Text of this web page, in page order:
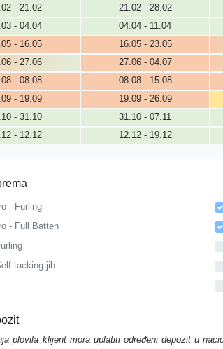
- 21.02
21.02 - 28.02
- 04.04
04.04 - 11.04
- 16.05
16.05 - 23.05
- 27.06
27.06 - 04.07
- 08.08
08.08 - 15.08
- 19.09
19.09 - 26.09
- 31.10
31.10 - 07.11
- 12.12
12.12 - 19.12
- Furling
- Full Batten
tacking jib
plovila klijent mora uplatiti određeni depozit u